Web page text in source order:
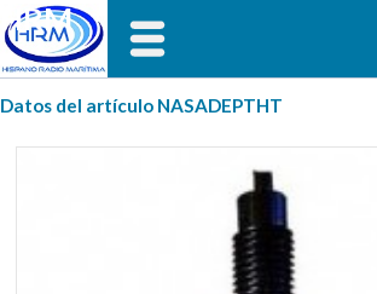
HRM
Datos del artículo NASADEPTHT